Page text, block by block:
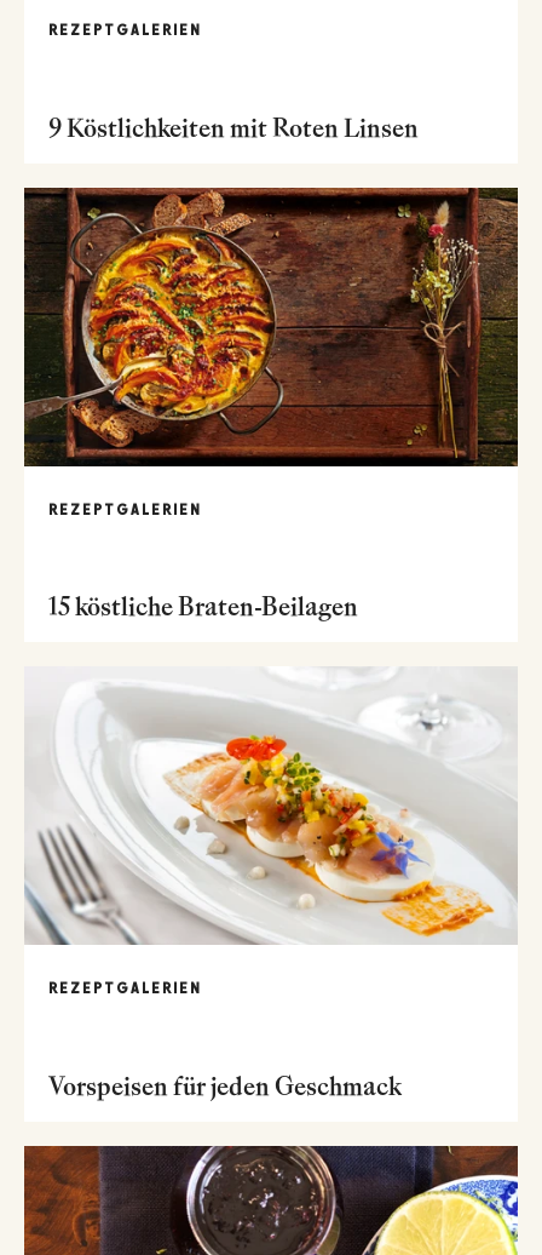
REZEPTGALERIEN
9 Köstlichkeiten mit Roten Linsen
REZEPTGALERIEN
15 köstliche Braten-Beilagen
REZEPTGALERIEN
Vorspeisen für jeden Geschmack